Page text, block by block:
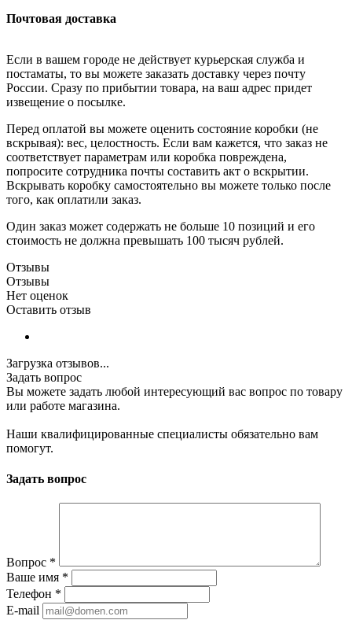
Почтовая доставка
Если в вашем городе не действует курьерская служба и
постаматы, то вы можете заказать доставку через почту
России. Сразу по прибытии товара, на ваш адрес придет
извещение о посылке.
Перед оплатой вы можете оценить состояние коробки (не
вскрывая): вес, целостность. Если вам кажется, что заказ не
соответствует параметрам или коробка повреждена,
попросите сотрудника почты составить акт о вскрытии.
Вскрывать коробку самостоятельно вы можете только после
того, как оплатили заказ.
Один заказ может содержать не больше 10 позиций и его
стоимость не должна превышать 100 тысяч рублей.
Отзывы
Отзывы
Нет оценок
Оставить отзыв
Загрузка отзывов...
Задать вопрос
Вы можете задать любой интересующий вас вопрос по товару
или работе магазина.
Наши квалифицированные специалисты обязательно вам
помогут.
Задать вопрос
Вопрос *
Ваше имя *
Телефон *
E-mail